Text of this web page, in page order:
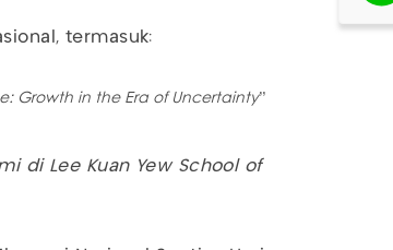
termasuk:
Growth in the Era of Uncertainty”
di Lee Kuan Yew School of